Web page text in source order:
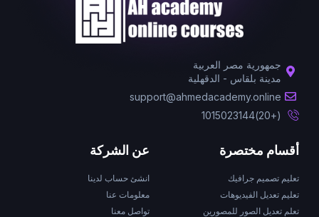
جمهورية مصر العربية
مدينة بلقاس - الدقهلية
support@ahmedacademy.online
(+20)1015023144
أقسام مختصرة
تعليم تصميم جرافيك
تعليم تعديل الفيديوهات
تعلم تعديل الصور للمصورين
عن الشركة
انشئ حساب لدينا
معلومات عنا
تواصل معنا